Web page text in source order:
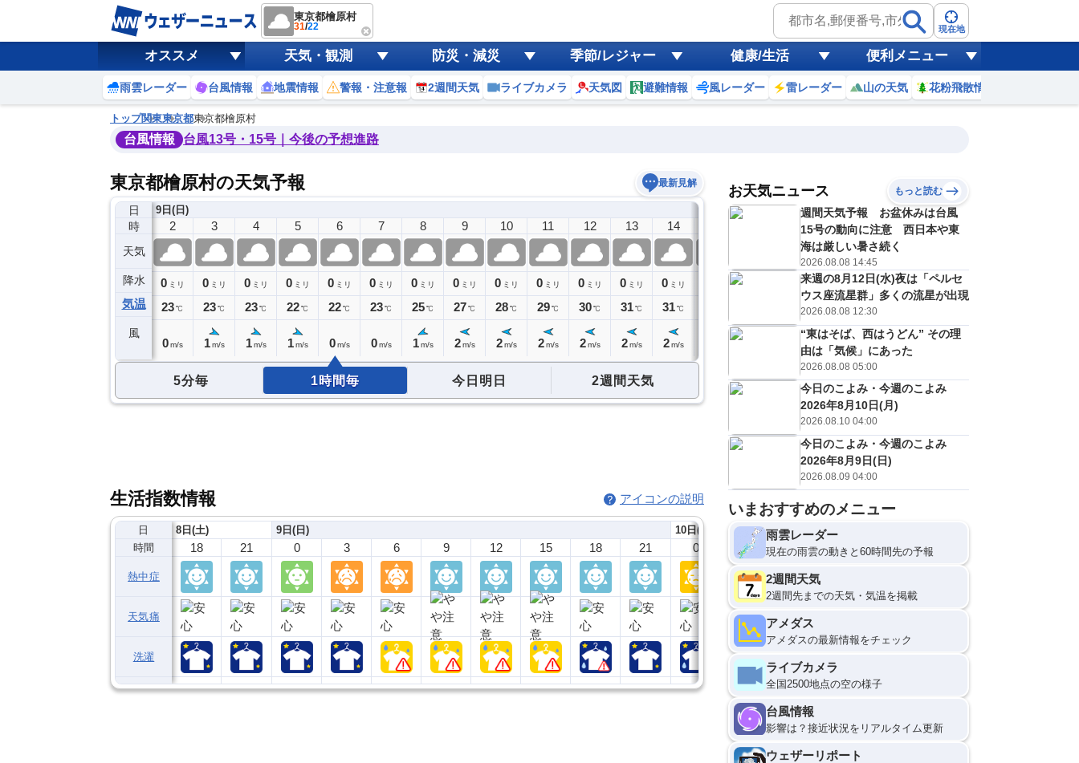
東京都檜原村
31/22 現在地
オススメ 天気・観測 防災・減災 季節/レジャー 健康/生活 便利メニュー
雨雲レーダー 台風情報 地震情報 警報・注意報 2週間天気 ライブカメラ 天気図 避難情報 風レーダー 雷レーダー 山の天気 花粉飛散情報
トップ関東東京都東京都檜原村
台風情報 台風13号・15号｜今後の予想進路
東京都檜原村の天気予報 最新見解
日
時
天気
降水
気温
風
9日(日)
1
0ミリ
23℃
2
0 ミリ
23℃
0 m/s
3
0 ミリ
23℃
1 m/s
4
0 ミリ
23℃
1 m/s
5
0 ミリ
22℃
1 m/s
6
0 ミリ
22℃
0 m/s
7
0 ミリ
23℃
0 m/s
8
0 ミリ
25℃
1 m/s
9
0 ミリ
27℃
2 m/s
10
0 ミリ
28℃
2 m/s
11
0 ミリ
29℃
2 m/s
12
0 ミリ
30℃
2 m/s
13
0 ミリ
31℃
2 m/s
14
0 ミリ
31℃
2 m/s
17
ミリ
℃
m/s
18
0ミリ
27 ℃
1m/s
19
0ミリ
26
1 m/s
20
0
1
21
0ミリ
0
5分毎 1時間毎 今日明日 2週間天気
生活指数情報 アイコンの説明
日
時間
熱中症
天気痛
洗濯
8日(土)
18 21
9日(日)
0 3 6 9 12 15 18 21
10日(月)
0
お天気ニュース もっと読む
週間天気予報 お盆休みは台風
15号の動向に注意 西日本や東
海は厳しい暑さ続く
2026.08.08 14:45
来週の8月12日(水)夜は「ペルセ
ウス座流星群」多くの流星が出現
2026.08.08 12:30
“東はそば、西はうどん” その理
由は「気候」にあった
2026.08.08 05:00
今日のこよみ・今週のこよみ
2026年8月10日(月)
2026.08.10 04:00
今日のこよみ・今週のこよみ
2026年8月9日(日)
2026.08.09 04:00
いまおすすめのメニュー
雨雲レーダー
現在の雨雲の動きと60時間先の予報
2週間天気
2週間先までの天気・気温を掲載
アメダス
アメダスの最新情報をチェック
ライブカメラ
全国2500地点の空の様子
台風情報
影響は？接近状況をリアルタイム更新
ウェザーリポート